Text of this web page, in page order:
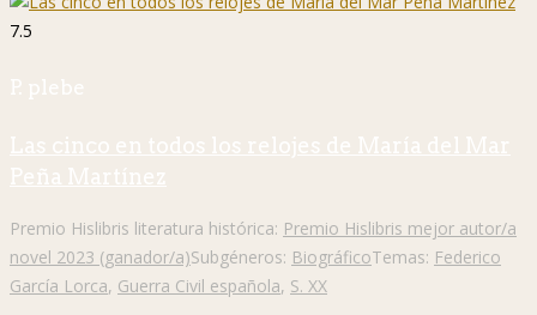
7.5
P. plebe
Las cinco en todos los relojes de María del Mar
Peña Martínez
Premio Hislibris literatura histórica: Premio Hislibris mejor autor/a
novel 2023 (ganador/a)Subgéneros: BiográficoTemas: Federico
García Lorca, Guerra Civil española, S. XX